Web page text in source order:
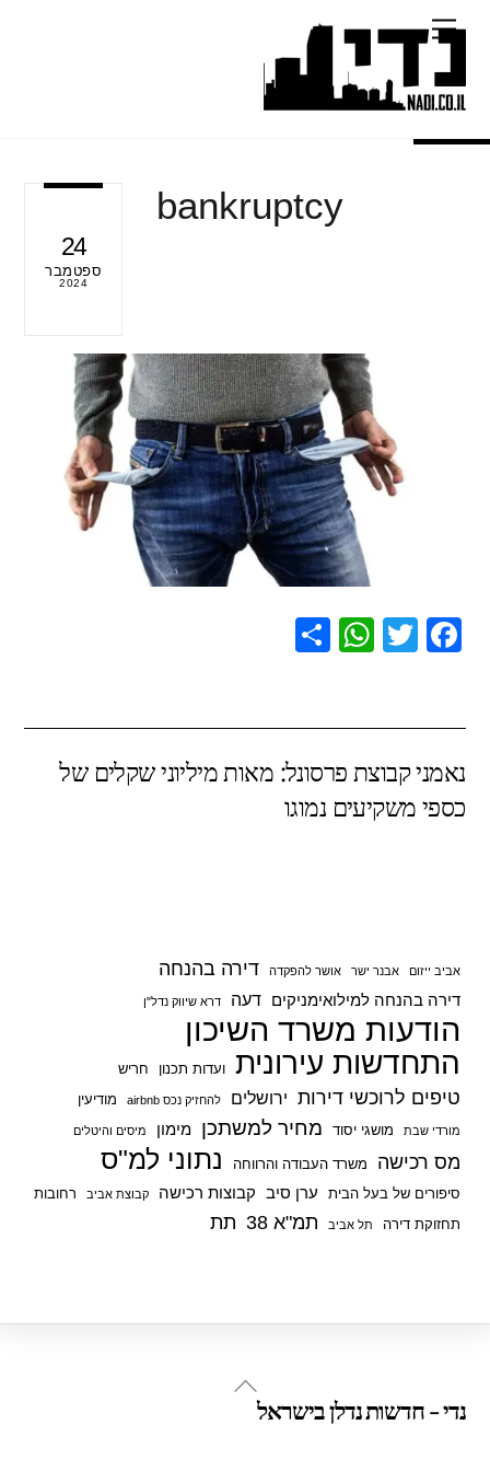
content
Menu
24
ספטמבר
2024
bankruptcy
F
e
b
o
T
er
W
s
A
p
e
נאמני קבוצת פרסונל: מאות מיליוני שקלים של
כספי משקיעים נמוגו
אביב ייזום אבנר ישר אושר להפקדה דירה בהנחה
דירה בהנחה למילואימניקים דעה דרא שיווק נדל"ן
הודעות משרד השיכון
התחדשות עירונית ועדות תכנון חריש
טיפים לרוכשי דירות ירושלים להחזיק נכס airbnb מודיעין
מורדי שבת מושגי יסוד מחיר למשתכן מימון מיסים והיטלים
מס רכישה משרד העבודה והרווחה נתוני למ"ס
סיפורים של בעל הבית ערן סיב קבוצות רכישה קבוצת אביב
רחובות
תחזוקת דירה
תל אביב תמ"א 38 תת
Back
נדי - חדשות נדלן בישראל